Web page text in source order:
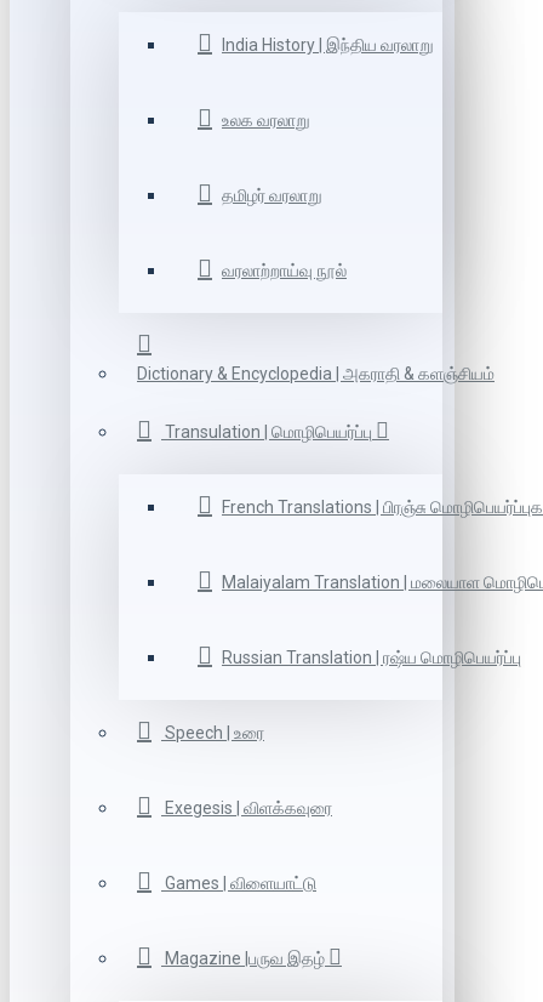
India History | இந்திய வரலாறு
உலக வரலாறு
தமிழர் வரலாறு
வரலாற்றாய்வு நூல்
Dictionary & Encyclopedia | அகராதி & களஞ்சியம்
Transulation | மொழிபெயர்ப்பு
French Translations | பிரஞ்சு
Malaiyalam Translation | மலையாள
Russian Translation | ரஷ்ய மொழிபெயர்ப்பு
Speech | உரை
Exegesis | விளக்கவுரை
Games | விளையாட்டு
Magazine |பருவ இதழ்